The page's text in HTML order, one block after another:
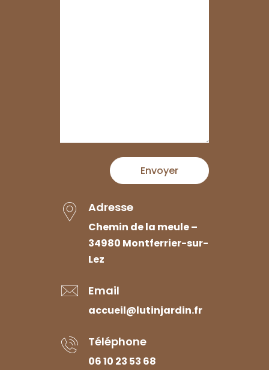
Envoyer
Adresse
Chemin de la meule –
34980 Montferrier-sur-
Lez
Email
accueil@lutinjardin.fr
Téléphone
06 10 23 53 68